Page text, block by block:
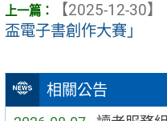
相關公告
【2025-12-30】
盃電子書創作大賽」